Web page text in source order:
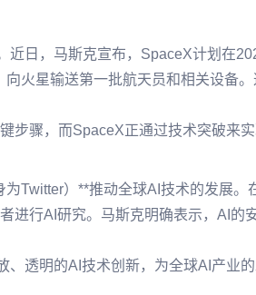
近日，马斯克宣布，SpaceX计划在
火星输送第一批航天员和相关设备
步骤，而SpaceX正通过技术突破来实
Twitter）**推动全球AI技术的发展
进行AI研究。马斯克明确表示，AI
透明的AI技术创新，为全球AI产业的